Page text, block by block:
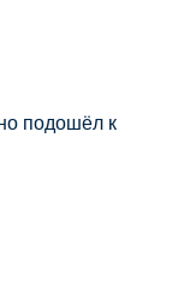
подошёл к